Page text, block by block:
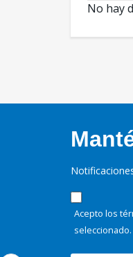
No hay
Acepto los
seleccionado.